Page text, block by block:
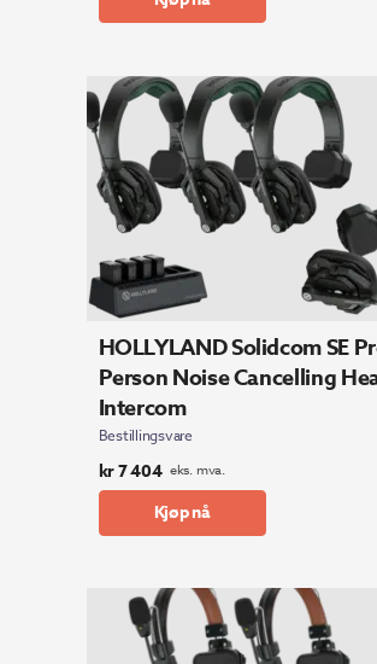
HOLLYLAND Solidcom SE
Person Noise Cancelling
Intercom
Bestillingsvare
kr7 404 eks. mva.
Kjøp nå